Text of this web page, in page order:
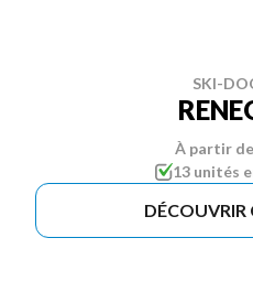
SKI-
À partir de
13 unités
DÉCOUVRIR